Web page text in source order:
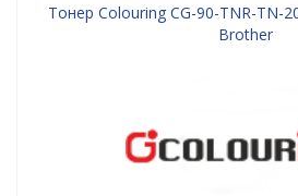
Тонер Colouring CG-90-TNR-TN-
Brother